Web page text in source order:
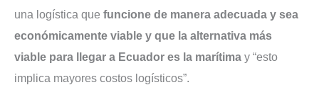
una logística que funcione de manera adecuada y sea
económicamente viable y que la alternativa más
viable para llegar a Ecuador es la marítima y “esto
implica mayores costos logísticos”.